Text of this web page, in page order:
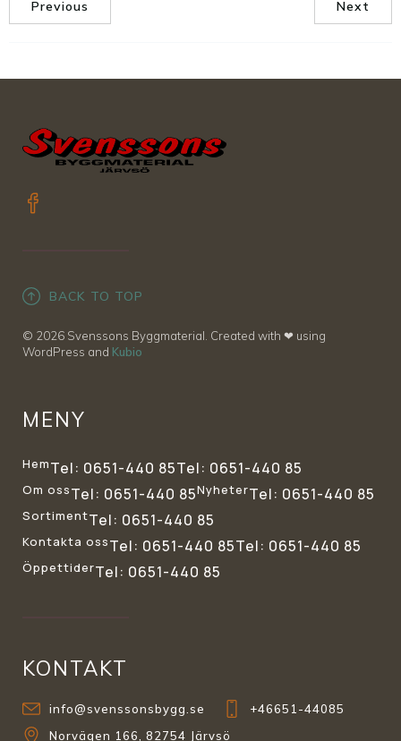
Previous Next
BACK TO TOP
© 2026 Svenssons Byggmaterial. Created with ❤ using
WordPress and Kubio
MENY
HemTel: 0651-440 85Tel: 0651-440 85
Om ossTel: 0651-440 85NyheterTel: 0651-440 85
SortimentTel: 0651-440 85
Kontakta ossTel: 0651-440 85Tel: 0651-440 85
ÖppettiderTel: 0651-440 85
KONTAKT
info@svenssonsbygg.se
+46651-44085
Norvägen 166, 82754 Järvsö